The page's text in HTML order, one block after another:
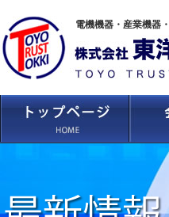
電機機器・産業機器